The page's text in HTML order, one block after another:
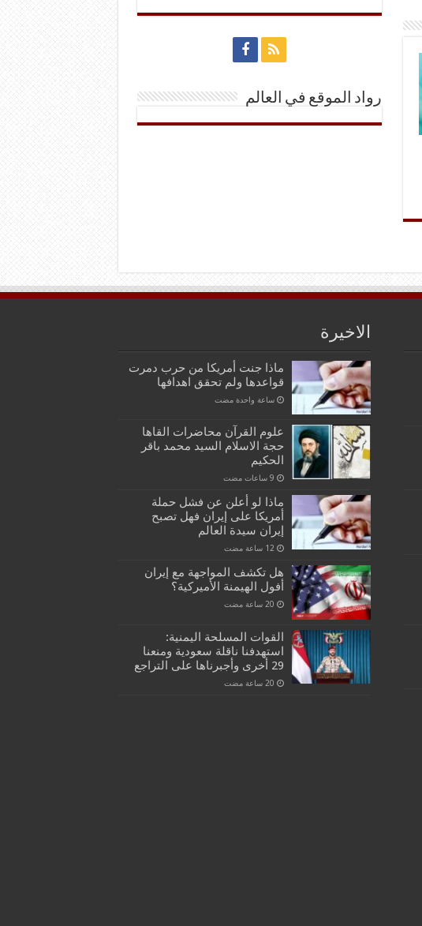
رواد الموقع في العالم
الاخيرة
ماذا جنت أمريكا من حرب دمرت
قواعدها ولم تحقق اهدافها
‏ساعة واحدة مضت
علوم القرآن محاضرات القاها
حجة الاسلام السيد محمد باقر
الحكيم
ماذا لو أعلن عن فشل حملة
أمريكا على إيران فهل تصبح
إيران سيدة العالم
هل تكشف المواجهة مع إيران
أفول الهيمنة الأميركية؟
القوات المسلحة اليمنية:
استهدفنا ناقلة سعودية ومنعنا
29 أخرى وأجبرناها على التراجع